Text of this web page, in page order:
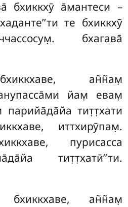
бхиккхӯ а̄мантеси –
те бхиккхӯ
бхагава̄
ан̃н̃ам̣
йам̣ евам̣
парийа̄да̄йа тит̣т̣хати
иттхирӯпам̣.
пурисасса
тит̣т̣хатӣ’’ти.
бхиккхаве, ан̃н̃ам̣